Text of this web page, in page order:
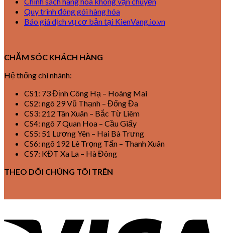
Quy trình đóng gói hàng hóa
Báo giá dịch vụ cơ bản tại KienVang.io.vn
CHĂM SÓC KHÁCH HÀNG
Hệ thống chi nhánh:
CS1: 73 Định Công Hạ – Hoàng Mai
CS2: ngõ 29 Vũ Thạnh – Đống Đa
CS3: 212 Tân Xuân – Bắc Từ Liêm
CS4: ngõ 7 Quan Hoa – Cầu Giấy
CS5: 51 Lương Yên – Hai Bà Trưng
CS6: ngõ 192 Lê Trọng Tấn – Thanh Xuân
CS7: KĐT Xa La – Hà Đông
THEO DÕI CHÚNG TÔI TRÊN